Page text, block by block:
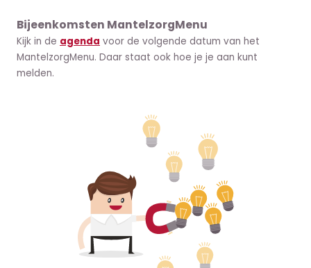
Bijeenkomsten MantelzorgMenu
Kijk in de agenda voor de volgende datum van het
MantelzorgMenu. Daar staat ook hoe je je aan kunt
melden.